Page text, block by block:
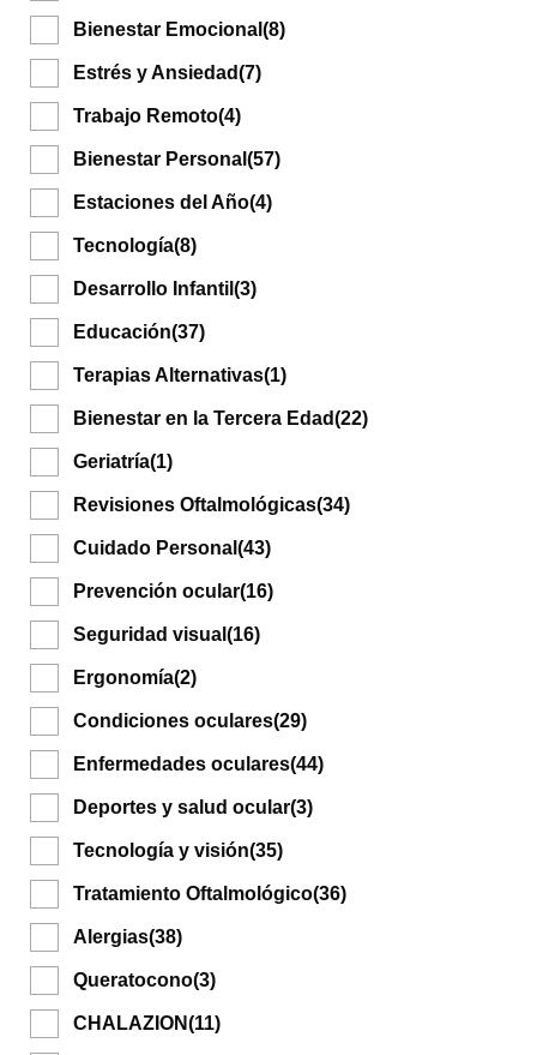
Bienestar Emocional (8)
Estrés y Ansiedad(7)
Trabajo Remoto(4)
Bienestar Personal (57)
Estaciones del Año(4)
Tecnología(8)
Desarrollo Infantil (3)
Educación(37)
Terapias Alternativas(1)
Bienestar en la Tercera Edad(22)
Geriatría(1)
Revisiones Oftalmológicas(34)
Cuidado Personal (43)
Prevención ocular(16)
Seguridad visual (16)
Ergonomía(2)
Condiciones oculares(29)
Enfermedades oculares(44)
Deportes y salud ocular(3)
Tecnología y visión(35)
Tratamiento Oftalmológico(36)
Alergias(38)
Queratocono(3)
CHALAZION(11)